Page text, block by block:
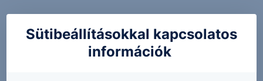
Sütibeállításokkal kapcsolatos
információk